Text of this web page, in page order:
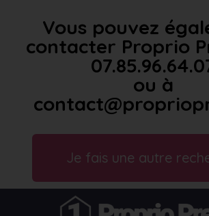
Vous pouvez
contacter Proprio
ou à
Je fais une autre